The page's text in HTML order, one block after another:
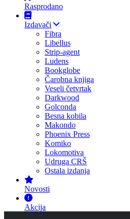
Rasprodano
Izdavači
Fibra
Libellus
Strip-agent
Ludens
Bookglobe
Čarobna knjiga
Veseli četvrtak
Darkwood
Golconda
Besna kobila
Makondo
Phoenix Press
Komiko
Lokomotiva
Udruga CRŠ
Ostala izdanja
Novosti
Akcija